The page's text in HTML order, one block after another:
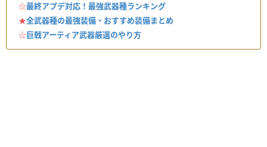
☆最終アプデ対応！最強武器種ランキング
★全武器種の最強装備・おすすめ装備まとめ
☆巨戟アーティア武器厳選のやり方